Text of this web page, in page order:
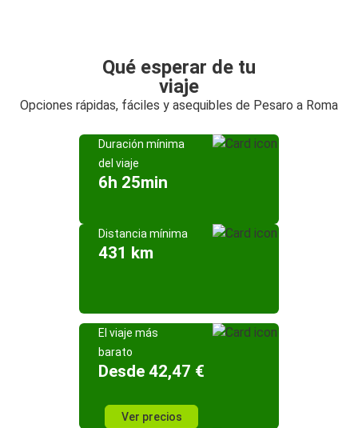
Qué esperar de tu
viaje
Opciones rápidas, fáciles y asequibles de Pesaro a Roma
Duración mínima
del viaje
6h 25min
Distancia mínima
431 km
El viaje más
barato
Desde 42,47 €
Ver precios